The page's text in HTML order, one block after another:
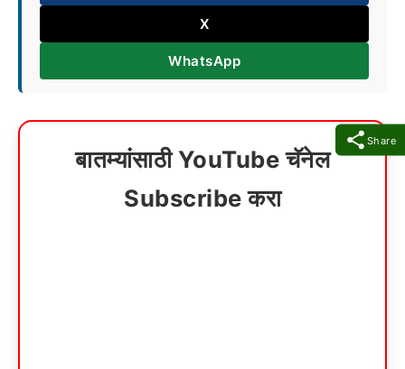
Share
X
WhatsApp
बातम्यांसाठी YouTube चॅनेल
Subscribe करा